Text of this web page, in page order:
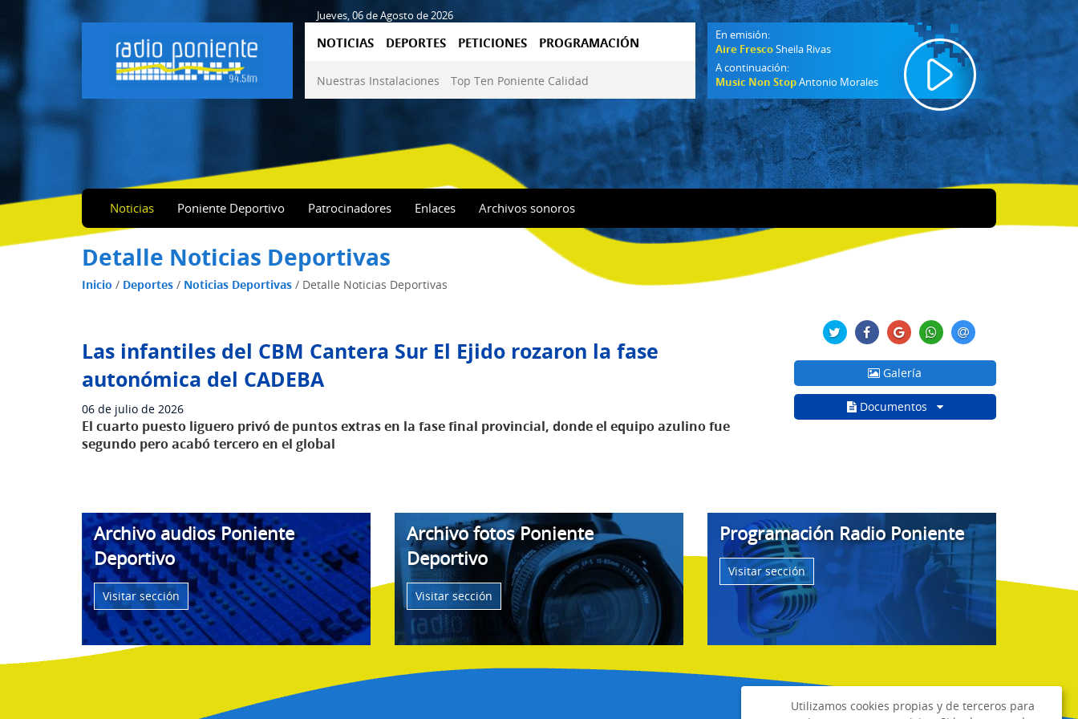
Jueves, 06 de Agosto de 2026
NOTICIAS DEPORTES PETICIONES PROGRAMACIÓN
Nuestras Instalaciones Top Ten Poniente Calidad
En emisión:
Aire FrescoSheila Rivas
A continuación:
Music Non StopAntonio Morales
Noticias Poniente Deportivo Patrocinadores Enlaces Archivos sonoros
Detalle Noticias Deportivas
Inicio / Deportes / Noticias Deportivas / Detalle Noticias Deportivas
Las infantiles del CBM Cantera Sur El Ejido rozaron la fase
autonómica del CADEBA
06 de julio de 2026
El cuarto puesto liguero privó de puntos extras en la fase final provincial, donde el equipo azulino fue
segundo pero acabó tercero en el global
Galería
Documentos
Archivo audios Poniente
Deportivo
Visitar sección
Archivo fotos Poniente
Deportivo
Visitar sección
Programación Radio Poniente
Visitar sección
Utilizamos cookies propias y de terceros para